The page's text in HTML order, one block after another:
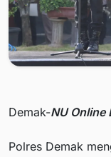
Demak-NU Online
Polres Demak